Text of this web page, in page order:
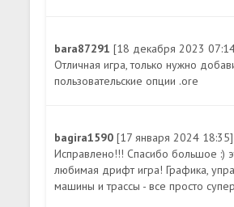
bara87291[18 декабря 2023
Отличная игра, только нужно
пользовательские опции .ore
bagira1590[17 января 2024 18:35]
Исправлено!!! Спасибо большое :)
любимая дрифт игра! Графика,
машины и трассы - все просто